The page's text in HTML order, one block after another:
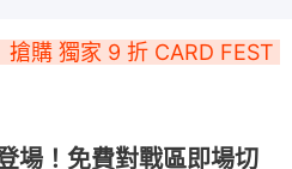
搶購 獨家 9 折 CARD FEST
場！免費對戰區即場切